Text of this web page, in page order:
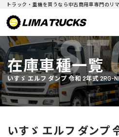
トラック・重機を買うなら中古商用車専門のリ
在庫車種一覧
いすゞ エルフ ダンプ 令和 2年式 2RG-
いすゞ エルフ ダンプ